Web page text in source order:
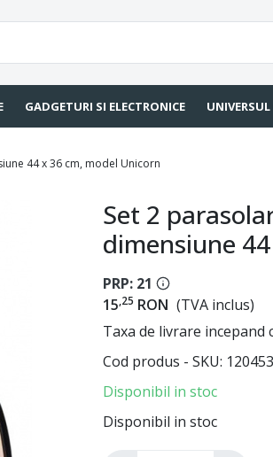
GADGETURI SI ELECTRONICE
44 x 36 cm, model Unicorn
Set 2
dimensiune
PRP: 21
15,25 RON (TVA inclus)
Taxa de livrare incepand
Cod produs - SKU
Disponibil in stoc
Disponibil in stoc